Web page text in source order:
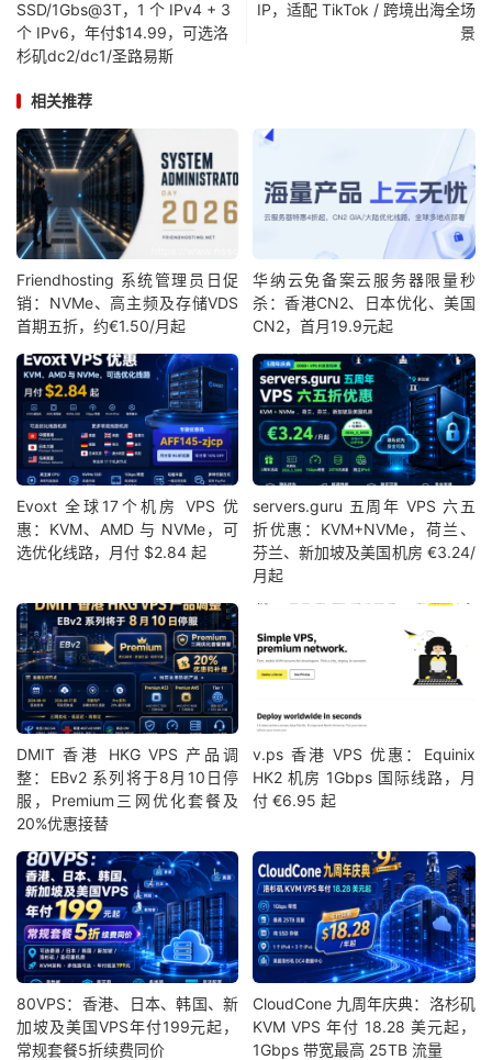
SSD/1Gbs@3T，1 个 IPv4 + 3
个 IPv6，年付$14.99，可选洛
杉矶dc2/dc1/圣路易斯
IP，适配 TikTok / 跨境出海全场
景
相关推荐
Friendhosting 系统管理员日促
销：NVMe、高主频及存储VDS
首期五折，约€1.50/月起
华纳云免备案云服务器限量秒
杀：香港CN2、日本优化、美国
CN2，首月19.9元起
Evoxt 全球17个机房 VPS 优
惠：KVM、AMD 与 NVMe，可
选优化线路，月付 $2.84 起
servers.guru 五周年 VPS 六五
折优惠：KVM+NVMe，荷兰、
芬兰、新加坡及美国机房 €3.24/
月起
DMIT 香港 HKG VPS 产品调
整：EBv2 系列将于8月10日停
服，Premium三网优化套餐及
20%优惠接替
v.ps 香港 VPS 优惠：Equinix
HK2 机房 1Gbps 国际线路，月
付 €6.95 起
80VPS：香港、日本、韩国、新
加坡及美国VPS年付199元起，
常规套餐5折续费同价
CloudCone 九周年庆典：洛杉矶
KVM VPS 年付 18.28 美元起，
1Gbps 带宽最高 25TB 流量